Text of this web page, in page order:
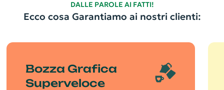
DALLE PAROLE AI FATTI!
Ecco cosa Garantiamo ai nostri clienti:
Bozza Grafica
Superveloce